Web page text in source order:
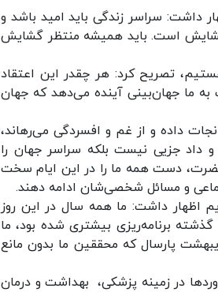
داشت: سراسر زندگی باید امید باشد و
است. باید همیشه منتظر گشایش
تصریح کرد: هر چقدر این اعتقاد
ما جهان‌بینی آینده می‌دهد که جهان
نجات داده و از غم و افسردگی می‌رهاند،
داد جزیی نیست بلکه سراسر جهان را
حضرت، دست همه ما را در این ایام سخت
و مسائل شخصی‌شان ادامه دهند.
روز هسته‌ای قرار داریم اظهار داشت: ما همه سال در این روز
برنامه‌ریزی بیشتری شده بود، ما
پارسال که محققین ما بدون مانع
در زمینه پزشکی، بهداشت و درمان